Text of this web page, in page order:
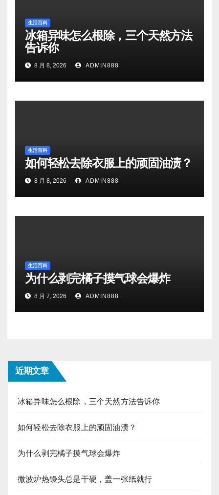
生活百科
冰箱异味怎么根除，三个天然方法
告诉你
8 月 8, 2026 ADMIN888
生活百科
如何轻松去除衣服上的顽固油渍？
8 月 8, 2026 ADMIN888
生活百科
为什么剥完橘子摸气球会爆炸
8 月 7, 2026 ADMIN888
近期文章
冰箱异味怎么根除，三个天然方法告诉你
如何轻松去除衣服上的顽固油渍？
为什么剥完橘子摸气球会爆炸
微波炉热馒头总是干硬，盖一张纸就行